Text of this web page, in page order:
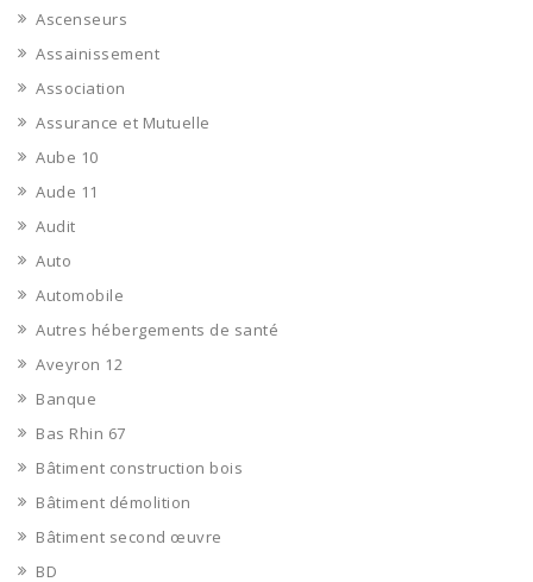
Ascenseurs
Assainissement
Association
Assurance et Mutuelle
Aube 10
Aude 11
Audit
Auto
Automobile
Autres hébergements de santé
Aveyron 12
Banque
Bas Rhin 67
Bâtiment construction bois
Bâtiment démolition
Bâtiment second œuvre
BD